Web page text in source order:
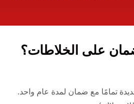
تايوان لأكثر من
على الخلاطات؟
تمامًا مع ضمان لمدة عام واحد.